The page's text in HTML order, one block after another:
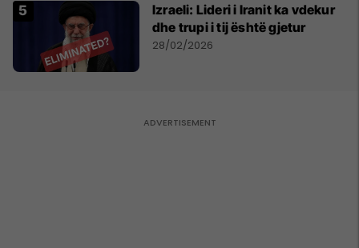
Izraeli: Lideri i Iranit ka vdekur
dhe trupi i tij është gjetur
28/02/2026